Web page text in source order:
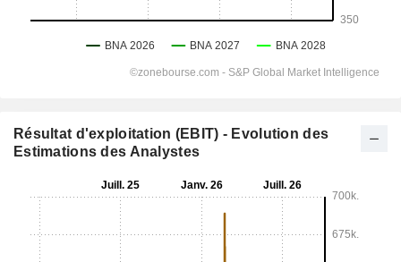
Résultat d'exploitation (EBIT) - Evolution des
Estimations des Analystes